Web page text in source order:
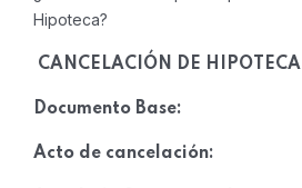
Hipoteca?
CANCELACIÓN DE
Documento Base:
Acto de cancelación: